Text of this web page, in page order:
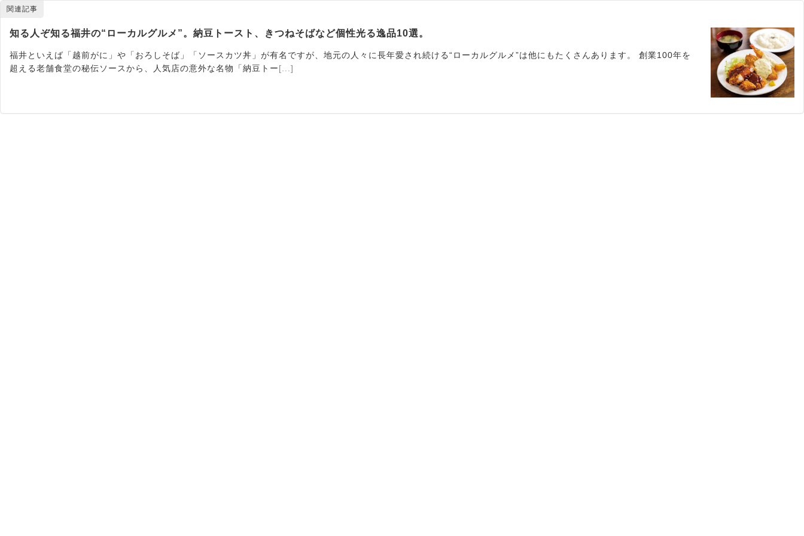
関連記事
知る人ぞ知る福井の“ローカルグルメ”。納豆トースト、きつねそばなど個性光る逸品10選。
福井といえば「越前がに」や「おろしそば」「ソースカツ丼」が有名ですが、地元の人々に長年愛され続ける“ローカルグルメ”は他にもたくさんあります。 創業100年を
超える老舗食堂の秘伝ソースから、人気店の意外な名物「納豆トー[...]